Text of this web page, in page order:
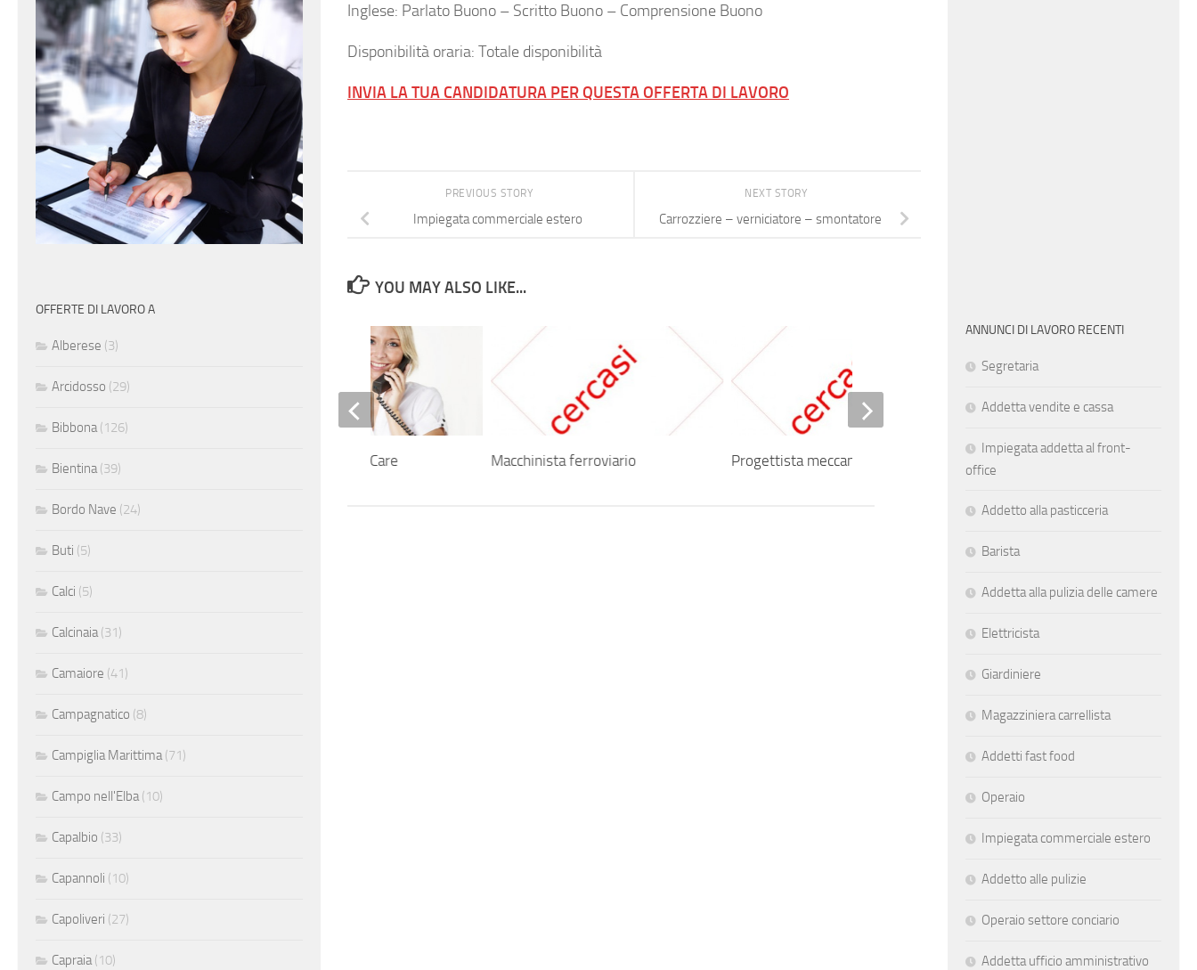
Inglese: Parlato Buono – Scritto Buono – Comprensione Buono
Disponibilità oraria: Totale disponibilità
INVIA LA TUA CANDIDATURA PER QUESTA OFFERTA DI LAVORO
NEXT STORY
Carrozziere – verniciatore – smontatore
PREVIOUS STORY
Impiegata commerciale estero
YOU MAY ALSO LIKE...
Macchinista ferroviario Progettista meccanico senior Senior Designer
Addetta Customer Care
OFFERTE DI LAVORO A
Alberese (3)
Arcidosso (29)
Bibbona(126)
Bientina(39)
Bordo Nave (24)
Buti (5)
Calci (5)
Calcinaia(31)
Camaiore (41)
Campagnatico (8)
Campiglia Marittima(71)
Campo nell'Elba(10)
Capalbio (33)
Capannoli (10)
Capoliveri (27)
Capraia(10)
ANNUNCI DI LAVORO RECENTI
Segretaria
Addetta vendite e cassa
Impiegata addetta al front-
office
Addetto alla pasticceria
Barista
Addetta alla pulizia delle camere
Elettricista
Giardiniere
Magazziniera carrellista
Addetti fast food
Operaio
Impiegata commerciale estero
Addetto alle pulizie
Operaio settore conciario
Addetta ufficio amministrativo